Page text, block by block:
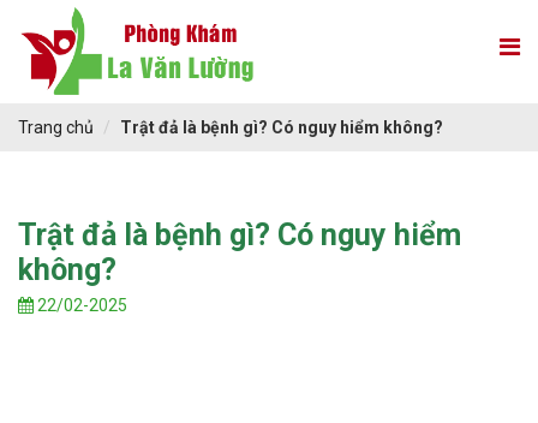
Trang chủ Trật đả là bệnh gì? Có nguy hiểm không?
Trật đả là bệnh gì? Có nguy hiểm
không?
22/02-2025